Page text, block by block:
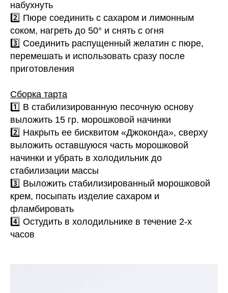
набухнуть
2️⃣ Пюре соединить с сахаром и лимонным
соком, нагреть до 50° и снять с огня
3️⃣ Соединить распущенный желатин с пюре,
перемешать и использовать сразу после
приготовления
Сборка тарта
1️⃣ В стабилизированную песочную основу
выложить 15 гр. морошковой начинки
2️⃣ Накрыть ее бисквитом «Джоконда», сверху
выложить оставшуюся часть морошковой
начинки и убрать в холодильник до
стабилизации массы
3️⃣ Выложить стабилизированный морошковой
крем, посыпать изделие сахаром и
фламбировать
4️⃣ Остудить в холодильнике в течение 2-х
часов